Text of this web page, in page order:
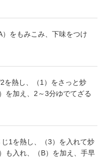
をもみこみ、下味をつけ
を熱し、（1）をさっと炒
を加え、2～3分ゆでてざる
1を熱し、（3）を入れて炒
も入れ、（B）を加え、手早